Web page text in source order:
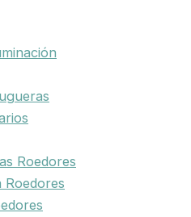
Roedores